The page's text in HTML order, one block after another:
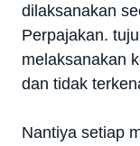
dilaksanakan
Perpajakan.
melaksanakan
dan tidak
Nantiya setiap